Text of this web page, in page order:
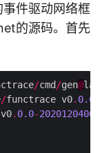
件驱动网络框
的源码。首先
/cmd/gen@
/functrace v0. 0.0
. 0.0-